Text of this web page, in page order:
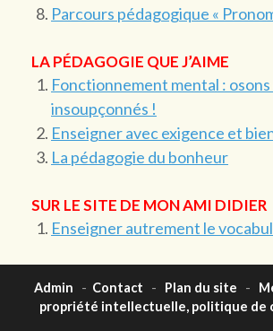
Parcours pédagogique «
LA PÉDAGOGIE QUE J’AIME
Fonctionnement mental : osons
insoupçonnés !
Enseigner avec exigence et
La pédagogie du bonheur
SUR LE SITE DE MON AMI DIDIER
Enseigner autrement le
Admin - Contact - Plan du site -
propriété intellectuelle, politique de